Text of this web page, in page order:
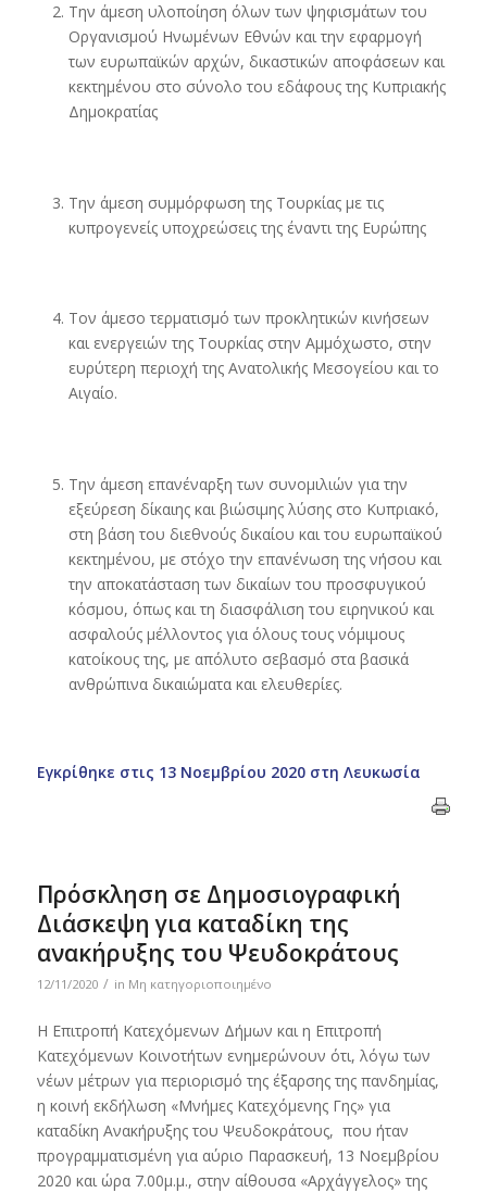
Την άμεση υλοποίηση όλων των ψηφισμάτων του
Οργανισμού Ηνωμένων Εθνών και την εφαρμογή
των ευρωπαϊκών αρχών, δικαστικών αποφάσεων και
κεκτημένου στο σύνολο του εδάφους της Κυπριακής
Δημοκρατίας
Την άμεση συμμόρφωση της Τουρκίας με τις
κυπρογενείς υποχρεώσεις της έναντι της Ευρώπης
Τον άμεσο τερματισμό των προκλητικών κινήσεων
και ενεργειών της Τουρκίας στην Αμμόχωστο, στην
ευρύτερη περιοχή της Ανατολικής Μεσογείου και το
Αιγαίο.
Την άμεση επανέναρξη των συνομιλιών για την
εξεύρεση δίκαιης και βιώσιμης λύσης στο Κυπριακό,
στη βάση του διεθνούς δικαίου και του ευρωπαϊκού
κεκτημένου, με στόχο την επανένωση της νήσου και
την αποκατάσταση των δικαίων του προσφυγικού
κόσμου, όπως και τη διασφάλιση του ειρηνικού και
ασφαλούς μέλλοντος για όλους τους νόμιμους
κατοίκους της, με απόλυτο σεβασμό στα βασικά
ανθρώπινα δικαιώματα και ελευθερίες.
Εγκρίθηκε στις 13 Νοεμβρίου 2020 στη Λευκωσία
Πρόσκληση σε Δημοσιογραφική
Διάσκεψη για καταδίκη της
ανακήρυξης του Ψευδοκράτους
12/11/2020 / in Μη κατηγοριοποιημένο
Η Επιτροπή Κατεχόμενων Δήμων και η Επιτροπή
Κατεχόμενων Κοινοτήτων ενημερώνουν ότι, λόγω των
νέων μέτρων για περιορισμό της έξαρσης της πανδημίας,
η κοινή εκδήλωση «Μνήμες Κατεχόμενης Γης» για
καταδίκη Ανακήρυξης του Ψευδοκράτους, που ήταν
προγραμματισμένη για αύριο Παρασκευή, 13 Νοεμβρίου
2020 και ώρα 7.00μ.μ., στην αίθουσα «Αρχάγγελος» της